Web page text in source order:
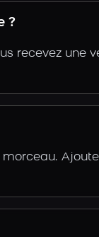
?
recevez une